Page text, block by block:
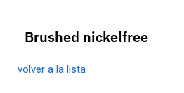
Brushed nickelfree
volver a la lista